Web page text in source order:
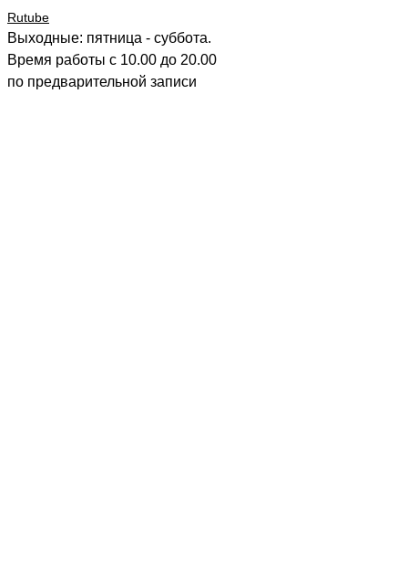
Rutube
Выходные: пятница - суббота.
Время работы с 10.00 до 20.00
по предварительной записи